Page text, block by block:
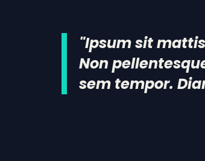
"Ipsum sit
Non
sem tempor.